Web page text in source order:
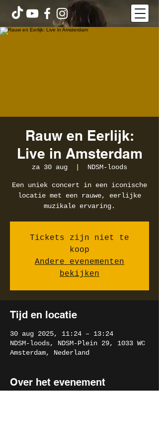
Rauw en Eerlijk:
Live in Amsterdam
za 30 aug NDSM-loods
Een uniek concert in een iconische
locatie met een rauwe, eerlijke
muzikale ervaring.
Tickets zijn niet te
koop
Andere evenementen
bekijken
Tijd en locatie
30 aug 2025, 11:24 – 13:24
NDSM-loods, NDSM-Plein 29, 1033 WC
Amsterdam, Nederland
Over het evenement